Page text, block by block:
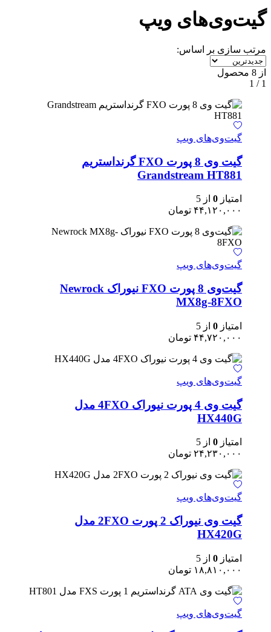
گیت‌وی‌های ویپ
مرتب سازی بر اساس:
از 8 محصول
1 / 1
گیت‌وی‌های ویپ
گیت وی 8 پورت FXO گرنداستریم
Grandstream HT881
امتیاز 0 از 5
۴۴,۱۲۰,۰۰۰ تومان
گیت‌وی‌های ویپ
گیت‌وی 8 پورت FXO نیوراک Newrock
MX8g-8FXO
امتیاز 0 از 5
۴۴,۷۲۰,۰۰۰ تومان
گیت‌وی‌های ویپ
گیت وی 4 پورت نیوراک 4FXO مدل
HX440G
امتیاز 0 از 5
۲۴,۲۳۰,۰۰۰ تومان
گیت‌وی‌های ویپ
گیت وی نیوراک 2 پورت 2FXO مدل
HX420G
امتیاز 0 از 5
۱۸,۸۱۰,۰۰۰ تومان
گیت‌وی‌های ویپ